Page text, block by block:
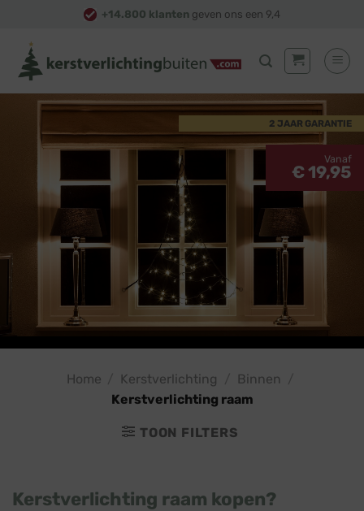
content
+14.800 klanten geven ons een 9,4
2 JAAR GARANTIE
Vanaf
€ 19,95
Home Kerstverlichting Binnen
Kerstverlichting raam
TOON FILTERS
Kerstverlichting raam kopen?